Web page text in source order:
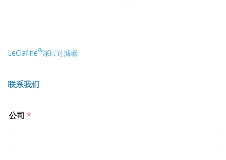
LeClafine®深层过滤器
联系我们
公司 *